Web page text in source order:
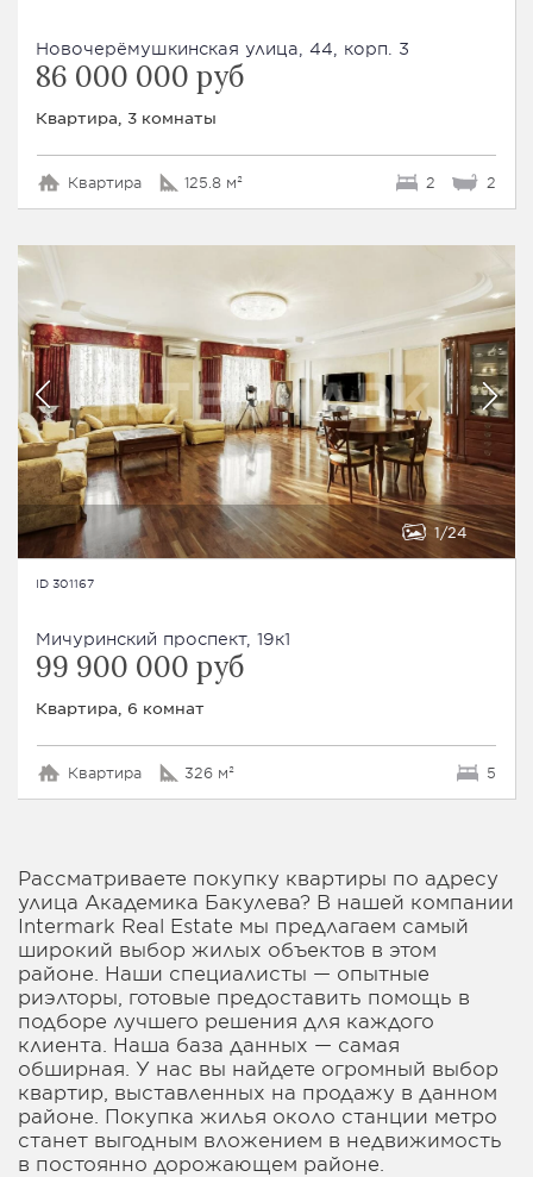
Новочерёмушкинская улица, 44, корп. 3
86 000 000 руб
Квартира, 3 комнаты
Квартира 125.8 м² 2 2
1 24
ID 301167
Мичуринский проспект, 19к1
99 900 000 руб
Квартира, 6 комнат
Квартира 326 м² 5
Рассматриваете покупку квартиры по адресу
улица Академика Бакулева? В нашей компании
Intermark Real Estate мы предлагаем самый
широкий выбор жилых объектов в этом
районе. Наши специалисты — опытные
риэлторы, готовые предоставить помощь в
подборе лучшего решения для каждого
клиента. Наша база данных — самая
обширная. У нас вы найдете огромный выбор
квартир, выставленных на продажу в данном
районе. Покупка жилья около станции метро
станет выгодным вложением в недвижимость
в постоянно дорожающем районе.